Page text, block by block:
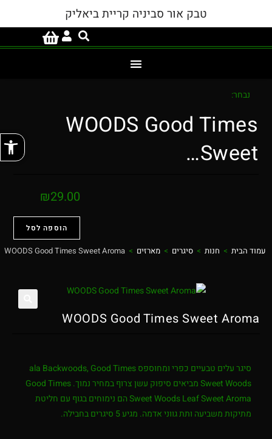
טבק אור סביניה קריית ביאליק
נבחר:
WOODS Good Times
Sweet…
₪29.00
הוספה לסל
עמוד הבית > חנות > סיגרים > מארזים >
WOODS Good Times Sweet Aroma
WOODS Good Times Sweet Aroma
סיגר עלים טבעיים כפרי ומחוספס ala Backwoods, Good Times
Sweet Woods מביאים סיפוק עשן צרוף במחיר נמוך. Good Times
Sweet Woods Leaf Sweet Aroma הם נימוחים בגוף עם חליטת
מתיקות משביעה ותת גווני אדמה. מגיע 5 סיגרים בחבילה.